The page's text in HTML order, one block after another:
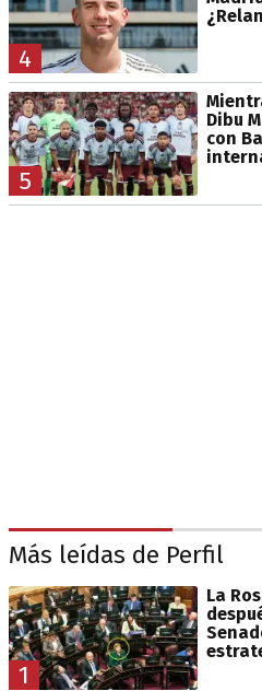
4
5
Dibu
con
Más leídas de Perfil
1
La